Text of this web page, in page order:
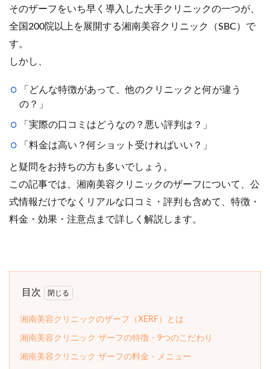
そのザーフをいち早く導入した大手クリニックの一つが、
全国200院以上を展開する湘南美容クリニック（SBC）で
す。
しかし、
「どんな特徴があって、他のクリニックと何が違う
の？」
「実際の口コミはどうなの？悪い評判は？」
「料金は高い？何ショット受ければいい？」
と疑問をお持ちの方も多いでしょう。
この記事では、湘南美容クリニックのザーフについて、公
式情報だけでなくリアルな口コミ・評判も含めて、特徴・
料金・効果・注意点まで詳しく解説します。
目次
湘南美容クリニックのザーフ（XERF）とは
湘南美容クリニック ザーフの特徴・9つのこだわり
湘南美容クリニック ザーフの料金・メニュー